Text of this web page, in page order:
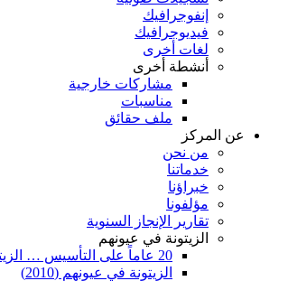
إنفوجرافيك
فيديوجرافيك
لغات أخرى
أنشطة أخرى
مشاركات خارجية
مناسبات
ملف حقائق
عن المركز
من نحن
خدماتنا
خبراؤنا
مؤلفونا
تقارير الإنجاز السنوية
الزيتونة في عيونهم
20 عاماً على التأسيس … الزيتونة في عيونهم (2024)
الزيتونة في عيونهم (2010)